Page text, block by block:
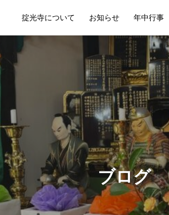
掟光寺について お知らせ 年中行事
ブログ